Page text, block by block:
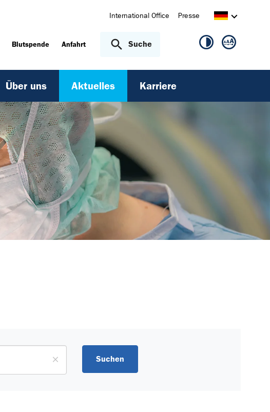
International Office Presse
Blutspende Anfahrt Suche
Über uns Aktuelles Karriere
Suchen